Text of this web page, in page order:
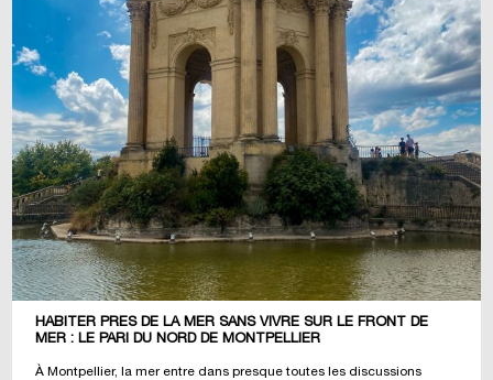
HABITER PRÈS DE LA MER SANS VIVRE SUR LE FRONT DE
MER : LE PARI DU NORD DE MONTPELLIER
À Montpellier, la mer entre dans presque toutes les discussions